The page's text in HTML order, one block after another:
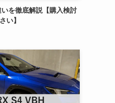
を徹底解説【購入検討
い】